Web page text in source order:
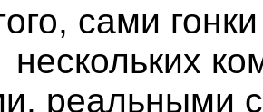
сами
нескольких
реальными